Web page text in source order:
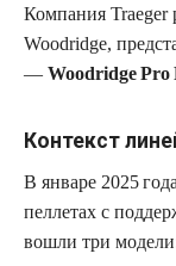
Компания Traeger
Woodridge,
— Woodridge Pro
Контекст
В январе 2025
пеллетах с
вошли три